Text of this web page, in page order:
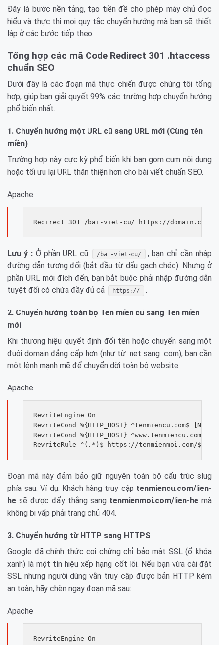
Đây là bước nền tảng, tạo tiền đề cho phép máy chủ đọc
hiểu và thực thi mọi quy tắc chuyển hướng mà bạn sẽ thiết
lập ở các bước tiếp theo.
Tổng hợp các mã Code Redirect 301 .htaccess
chuẩn SEO
Dưới đây là các đoạn mã thực chiến được chúng tôi tổng
hợp, giúp bạn giải quyết 99% các trường hợp chuyển hướng
phổ biến nhất.
1. Chuyển hướng một URL cũ sang URL mới (Cùng tên
miền)
Trường hợp này cực kỳ phổ biến khi bạn gom cụm nội dung
hoặc tối ưu lại URL thân thiện hơn cho bài viết chuẩn SEO.
Apache
Lưu ý :Ở phần URL cũ /bai-viet-cu/
, bạn chỉ cần nhập
đường dẫn tương đối (bắt đầu từ dấu gạch chéo). Nhưng ở
phần URL mới đích đến, bạn bắt buộc phải nhập đường dẫn
tuyệt đối có chứa đầy đủ cả
https:// .
2. Chuyển hướng toàn bộ Tên miền cũ sang Tên miền
mới
Khi thương hiệu quyết định đổi tên hoặc chuyển sang một
đuôi domain đẳng cấp hơn (như từ .net sang .com), bạn cần
một lệnh mạnh mẽ để chuyển dời toàn bộ website.
Apache
RewriteEngine On
RewriteCond %{HTTP_HOST} ^tenmiencu.com$
RewriteCond %{HTTP_HOST} ^www.tenmiencu.com$
Đoạn mã này đảm bảo giữ nguyên toàn bộ cấu trúc slug
phía sau. Ví dụ: Khách hàng truy cập tenmiencu.com/lien-
he sẽ được đẩy thẳng sang tenmienmoi.com/lien-he mà
không bị vấp phải trang chủ 404.
3. Chuyển hướng từ HTTP sang HTTPS
Google đã chính thức coi chứng chỉ bảo mật SSL (ổ khóa
xanh) là một tín hiệu xếp hạng cốt lõi. Nếu bạn vừa cài đặt
SSL nhưng người dùng vẫn truy cập được bản HTTP kém
an toàn, hãy chèn ngay đoạn mã sau:
Apache
RewriteEngine On